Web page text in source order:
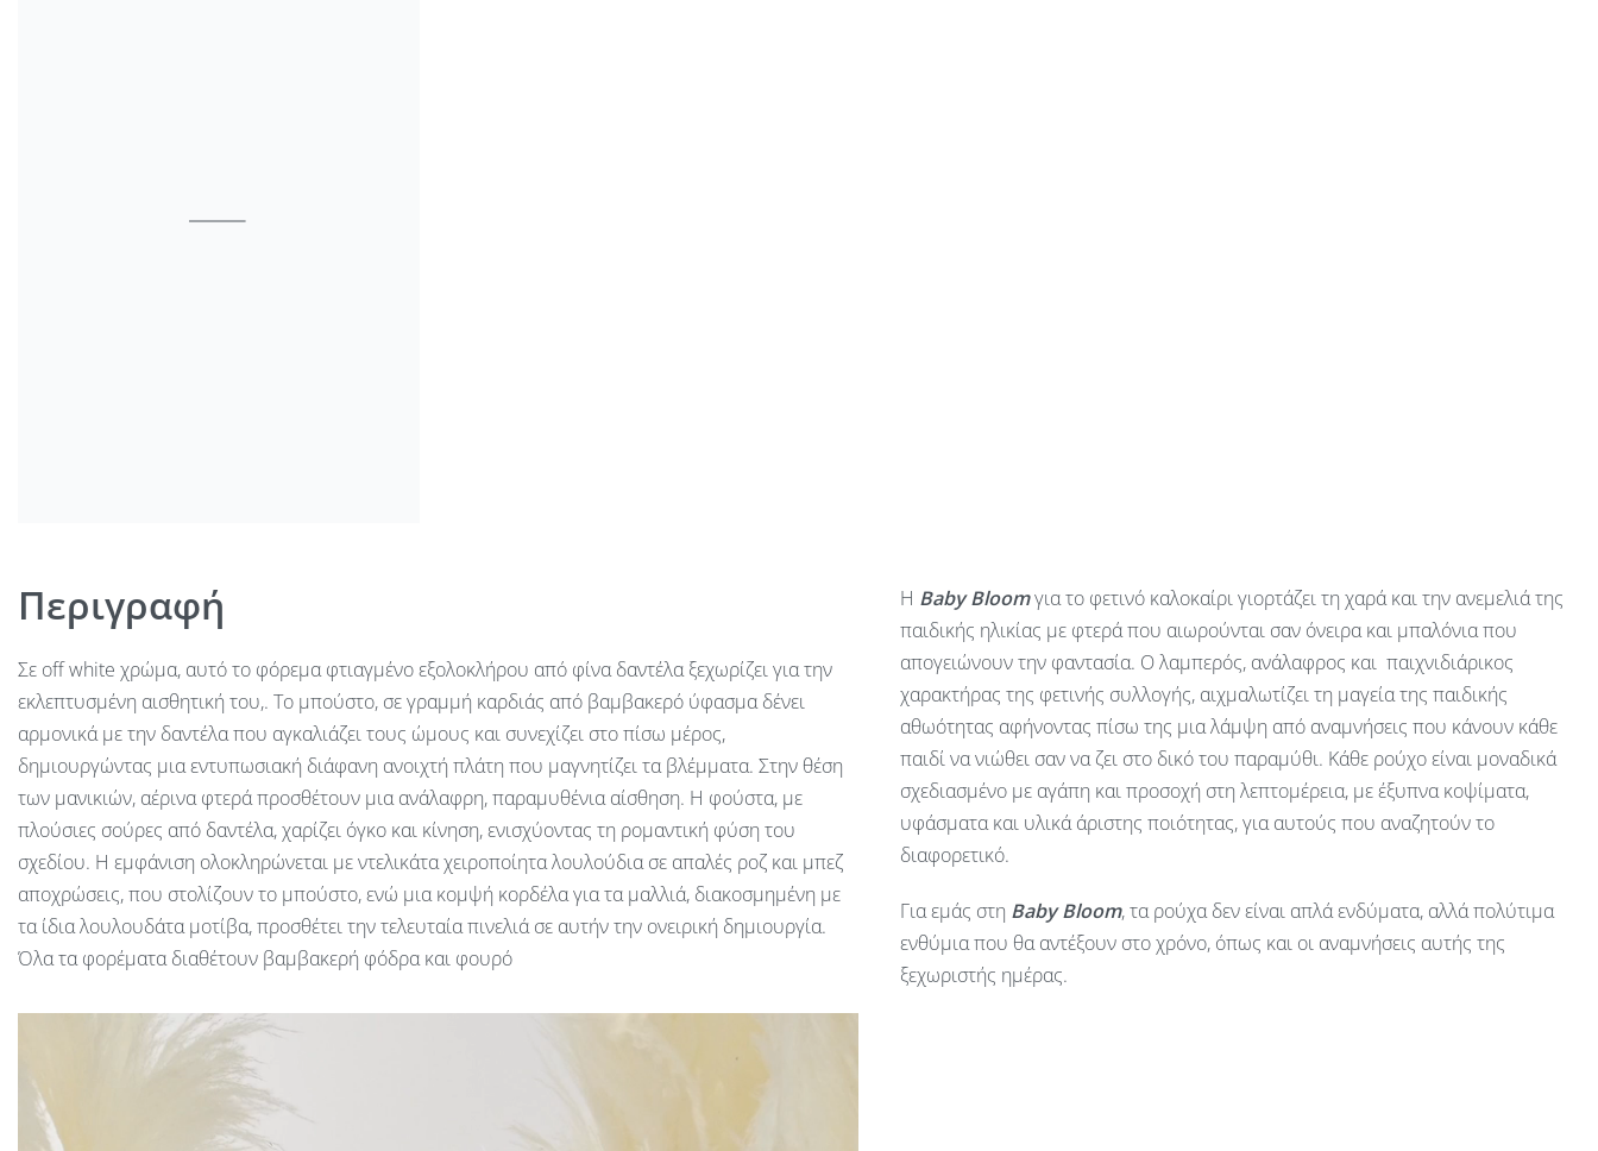
Περιγραφή
Σε off white χρώμα, αυτό το φόρεμα φτιαγμένο εξολοκλήρου από φίνα δαντέλα ξεχωρίζει για την
εκλεπτυσμένη αισθητική του,. Το μπούστο, σε γραμμή καρδιάς από βαμβακερό ύφασμα δένει
αρμονικά με την δαντέλα που αγκαλιάζει τους ώμους και συνεχίζει στο πίσω μέρος,
δημιουργώντας μια εντυπωσιακή διάφανη ανοιχτή πλάτη που μαγνητίζει τα βλέμματα. Στην θέση
των μανικιών, αέρινα φτερά προσθέτουν μια ανάλαφρη, παραμυθένια αίσθηση. Η φούστα, με
πλούσιες σούρες από δαντέλα, χαρίζει όγκο και κίνηση, ενισχύοντας τη ρομαντική φύση του
σχεδίου. Η εμφάνιση ολοκληρώνεται με ντελικάτα χειροποίητα λουλούδια σε απαλές ροζ και μπεζ
αποχρώσεις, που στολίζουν το μπούστο, ενώ μια κομψή κορδέλα για τα μαλλιά, διακοσμημένη με
τα ίδια λουλουδάτα μοτίβα, προσθέτει την τελευταία πινελιά σε αυτήν την ονειρική δημιουργία.
Όλα τα φορέματα διαθέτουν βαμβακερή φόδρα και φουρό
Η Baby Bloomγια το φετινό καλοκαίρι γιορτάζει τη χαρά και την ανεμελιά της
παιδικής ηλικίας με φτερά που αιωρούνται σαν όνειρα και μπαλόνια που
απογειώνουν την φαντασία. Ο λαμπερός, ανάλαφρος και παιχνιδιάρικος
χαρακτήρας της φετινής συλλογής, αιχμαλωτίζει τη μαγεία της παιδικής
αθωότητας αφήνοντας πίσω της μια λάμψη από αναμνήσεις που κάνουν κάθε
παιδί να νιώθει σαν να ζει στο δικό του παραμύθι. Κάθε ρούχο είναι μοναδικά
σχεδιασμένο με αγάπη και προσοχή στη λεπτομέρεια, με έξυπνα κοψίματα,
υφάσματα και υλικά άριστης ποιότητας, για αυτούς που αναζητούν το
διαφορετικό.
Για εμάς στη Baby Bloom, τα ρούχα δεν είναι απλά ενδύματα, αλλά πολύτιμα
ενθύμια που θα αντέξουν στο χρόνο, όπως και οι αναμνήσεις αυτής της
ξεχωριστής ημέρας.